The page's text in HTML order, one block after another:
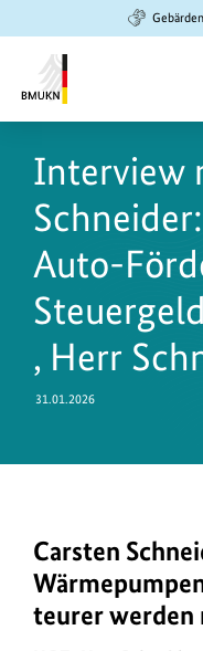
Hauptinhalt
springen
Suche
springen
Hauptnavigation
springen
Umwelt,
Naturschutz
und
nukleare
Sicherheit
Interview
Auto-
, Herr
31.01.2026
Im
Interview
der
Carsten
teurer werden